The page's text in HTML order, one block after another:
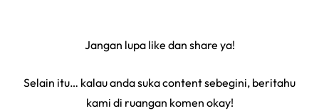
Jangan lupa like dan share ya!
Selain itu… kalau anda suka content sebegini, beritahu
kami di ruangan komen okay!